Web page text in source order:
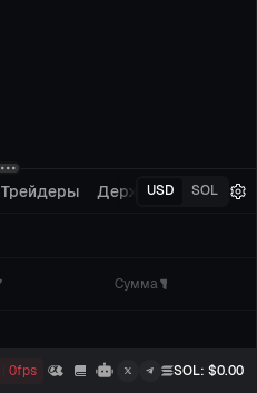
Трейдеры Держатели(0)
USD SOL
Сумма
0fps SOL: $0.00